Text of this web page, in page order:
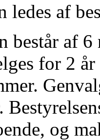
ledes af
består af
for 2 år
og